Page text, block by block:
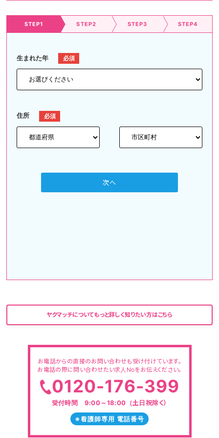
STEP1 STEP2 STEP3 STEP4
生まれた年
住所
次へ
ヤクマッチについてもっと詳しく知りたい方はこちら
お電話からの直接のお問い合わせも受け付けています。
お電話の際に問い合わせたい求人Noをお伝えください。
0120-176-399
受付時間 9:00～18:00（土日祝除く）
※看護師専用 電話番号